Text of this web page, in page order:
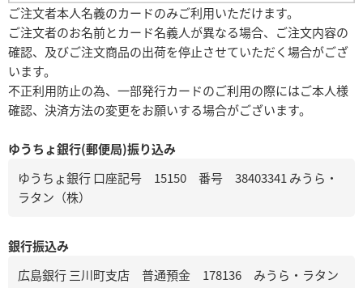
ご注文者本人名義のカードのみご利用いただけます。
ご注文者のお名前とカード名義人が異なる場合、ご注文内容の
確認、及びご注文商品の出荷を停止させていただく場合がござ
います。
不正利用防止の為、一部発行カードのご利用の際にはご本人様
確認、決済方法の変更をお願いする場合がございます。
ゆうちょ銀行(郵便局)振り込み
ゆうちょ銀行 口座記号 15150 番号 38403341 みうら・
ラタン（株）
銀行振込み
広島銀行 三川町支店 普通預金 178136 みうら・ラタン